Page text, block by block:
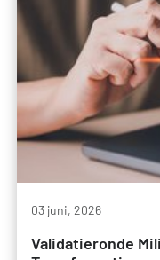
03 juni, 2026
Validatieronde